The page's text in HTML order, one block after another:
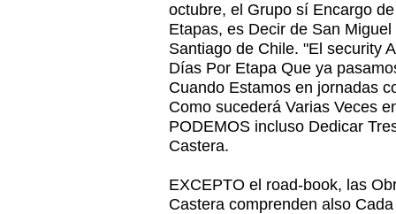
octubre, el Grupo sí Encargo
Etapas, es Decir de San
Santiago de Chile. "El security
Días Por Etapa Que ya
Cuando Estamos en jornadas
Como sucederá Varias Veces
PODEMOS incluso Dedicar
Castera.
EXCEPTO el road-book, las
Castera comprenden also